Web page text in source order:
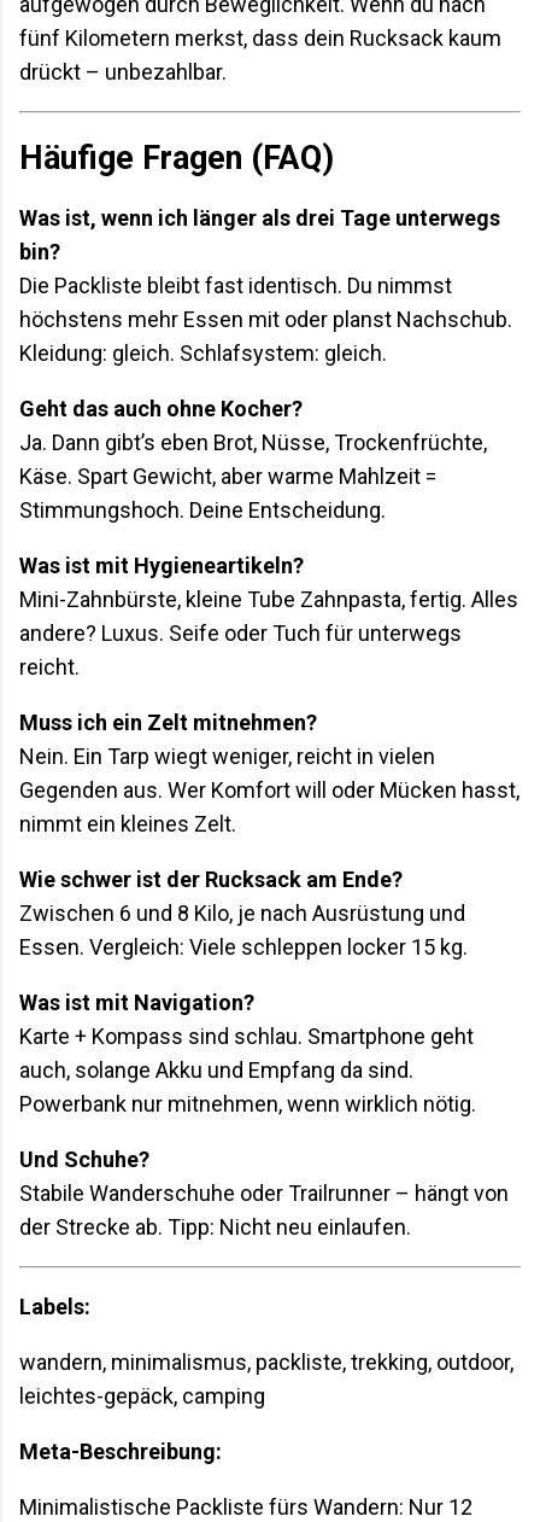
fünf Kilometern merkst, dass dein Rucksack kaum
drückt – unbezahlbar.
Häufige Fragen (FAQ)
Was ist, wenn ich länger als drei Tage unterwegs
bin?
Die Packliste bleibt fast identisch. Du nimmst
höchstens mehr Essen mit oder planst Nachschub.
Kleidung: gleich. Schlafsystem: gleich.
Geht das auch ohne Kocher?
Ja. Dann gibt’s eben Brot, Nüsse, Trockenfrüchte,
Käse. Spart Gewicht, aber warme Mahlzeit =
Stimmungshoch. Deine Entscheidung.
Was ist mit Hygieneartikeln?
Mini-Zahnbürste, kleine Tube Zahnpasta, fertig. Alles
andere? Luxus. Seife oder Tuch für unterwegs
reicht.
Muss ich ein Zelt mitnehmen?
Nein. Ein Tarp wiegt weniger, reicht in vielen
Gegenden aus. Wer Komfort will oder Mücken hasst,
nimmt ein kleines Zelt.
Wie schwer ist der Rucksack am Ende?
Zwischen 6 und 8 Kilo, je nach Ausrüstung und
Essen. Vergleich: Viele schleppen locker 15 kg.
Was ist mit Navigation?
Karte + Kompass sind schlau. Smartphone geht
auch, solange Akku und Empfang da sind.
Powerbank nur mitnehmen, wenn wirklich nötig.
Und Schuhe?
Stabile Wanderschuhe oder Trailrunner – hängt von
der Strecke ab. Tipp: Nicht neu einlaufen.
Labels:
wandern, minimalismus, packliste, trekking, outdoor,
leichtes-gepäck, camping
Meta-Beschreibung:
Minimalistische Packliste fürs Wandern: Nur 12